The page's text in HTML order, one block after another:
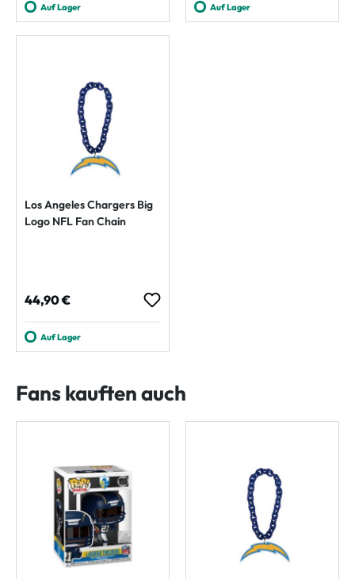
Auf Lager Auf Lager
Los Angeles Chargers Big
Logo NFL Fan Chain
Regulärer Preis:
44,90 €
Auf Lager
Fans kauften auch